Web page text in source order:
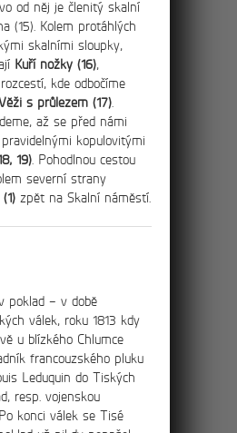
sv. Anny v Tisé.
Malými
komnaty na Kamenný
7km
masivů
od něj je členitý skalní
(15). Kolem protáhlých
skalními sloupky,
Kuří nožky (16),
kde odbočíme
s průlezem (17)
až se před námi
kopulovitými
19) . Pohodlnou cestou
severní strany
zpět na Skalní náměstí.
poklad – v době
válek, roku 1813 kdy
u blízkého Chlumce
francouzského pluku
Leduquin do Tiských
resp. vojenskou
konci válek se Tisé